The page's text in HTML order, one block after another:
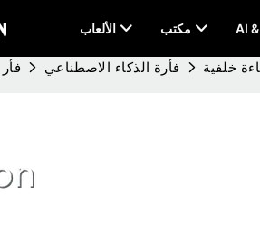
الألعاب مكتب
فأر فأرة الذكاء الاصطناعي